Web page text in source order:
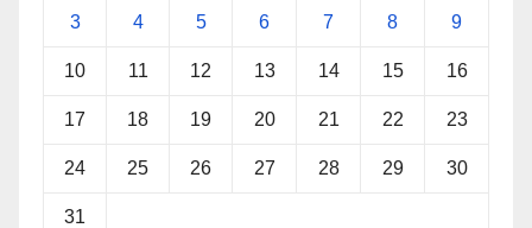
3 4 5 6 7 8 9
10 11 12 13 14 15 16
17 18 19 20 21 22 23
24 25 26 27 28 29 30
31